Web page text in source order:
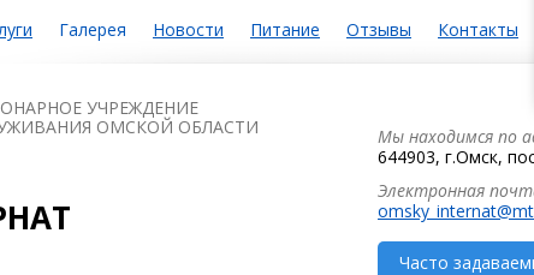
Галерея Новости Питание Отзывы Контакты
УЧРЕЖДЕНИЕ
ОМСКОЙ ОБЛАСТИ
Мы находимся по
644903, г.Омск,
Электронная
Часто